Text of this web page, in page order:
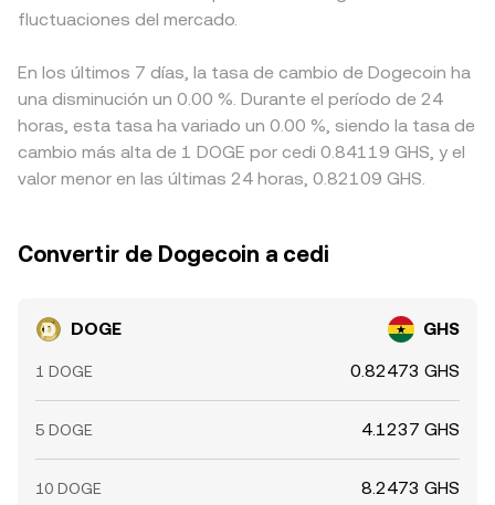
fluctuaciones del mercado.
En los últimos 7 días, la tasa de cambio de Dogecoin ha
una disminución un 0.00 %. Durante el período de 24
horas, esta tasa ha variado un 0.00 %, siendo la tasa de
cambio más alta de 1 DOGE por cedi 0.84119 GHS, y el
valor menor en las últimas 24 horas, 0.82109 GHS.
Convertir de Dogecoin a cedi
DOGE GHS
1 DOGE 0.82473 GHS
5 DOGE 4.1237 GHS
10 DOGE 8.2473 GHS